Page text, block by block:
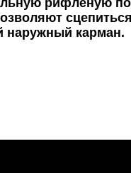
рифленую
наружный карман.